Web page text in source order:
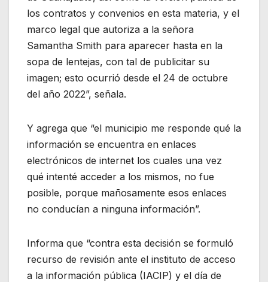
los contratos y convenios en esta materia, y el
marco legal que autoriza a la señora
Samantha Smith para aparecer hasta en la
sopa de lentejas, con tal de publicitar su
imagen; esto ocurrió desde el 24 de octubre
del año 2022”, señala.
Y agrega que “el municipio me responde qué la
información se encuentra en enlaces
electrónicos de internet los cuales una vez
qué intenté acceder a los mismos, no fue
posible, porque mañosamente esos enlaces
no conducían a ninguna información”.
Informa que “contra esta decisión se formuló
recurso de revisión ante el instituto de acceso
a la información pública (IACIP) y el día de